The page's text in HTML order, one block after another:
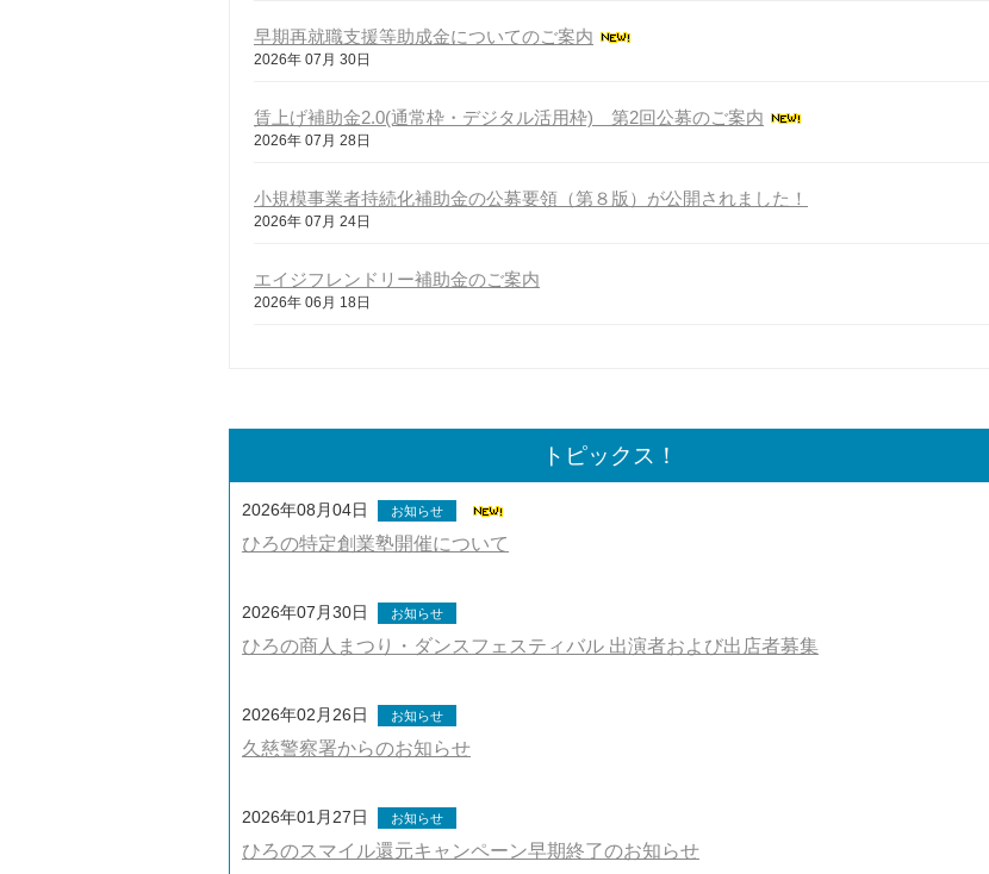
早期再就職支援等助成金についてのご案内
2026年 07月 30日
賃上げ補助金2.0(通常枠・デジタル活用枠) 第2回公募のご案内
2026年 07月 28日
小規模事業者持続化補助金の公募要領（第８版）が公開されました！
2026年 07月 24日
エイジフレンドリー補助金のご案内
2026年 06月 18日
トピックス！
2026年08月04日 お知らせ
ひろの特定創業塾開催について
2026年07月30日 お知らせ
ひろの商人まつり・ダンスフェスティバル 出演者および出店者募集
2026年02月26日 お知らせ
久慈警察署からのお知らせ
2026年01月27日 お知らせ
ひろのスマイル還元キャンペーン早期終了のお知らせ